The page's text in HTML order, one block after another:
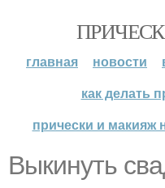
главная новости
как делать
прически и макияж
Выкинуть